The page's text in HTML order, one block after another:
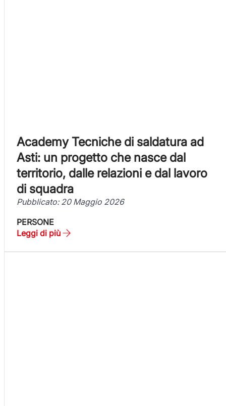
Academy Tecniche di saldatura ad
Asti: un progetto che nasce dal
territorio, dalle relazioni e dal lavoro
di squadra
Pubblicato: 20 Maggio 2026
PERSONE
Leggi di più